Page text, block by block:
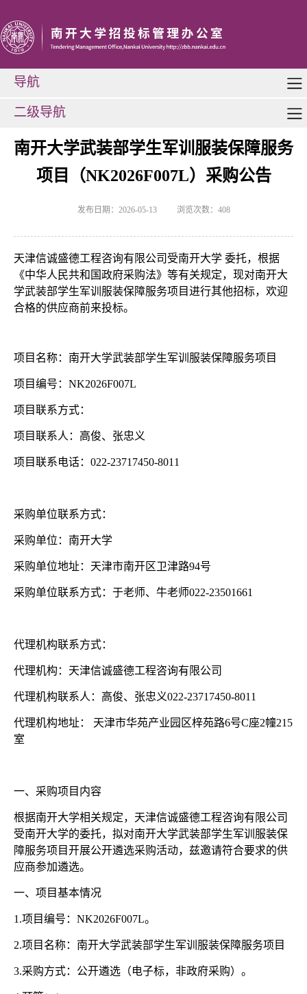
导航
二级导航
南开大学武装部学生军训服装保障服务
项目（NK2026F007L）采购公告
发布日期：2026-05-13 浏览次数： 408
天津信诚盛德工程咨询有限公司受南开大学 委托，根据
《中华人民共和国政府采购法》等有关规定，现对南开大
学武装部学生军训服装保障服务项目进行其他招标，欢迎
合格的供应商前来投标。
项目名称：南开大学武装部学生军训服装保障服务项目
项目编号： NK2026F007L
项目联系方式：
项目联系人：高俊、张忠义
项目联系电话： 022-23717450-8011
采购单位联系方式：
采购单位：南开大学
采购单位地址：天津市南开区卫津路94号
采购单位联系方式：于老师、牛老师022-23501661
代理机构联系方式：
代理机构：天津信诚盛德工程咨询有限公司
代理机构联系人：高俊、张忠义022-23717450-8011
代理机构地址： 天津市华苑产业园区梓苑路6号C座2幢215
室
一、采购项目内容
根据南开大学相关规定，天津信诚盛德工程咨询有限公司
受南开大学的委托，拟对南开大学武装部学生军训服装保
障服务项目开展公开遴选采购活动，兹邀请符合要求的供
应商参加遴选。
一、项目基本情况
1.项目编号：NK2026F007L。
2.项目名称：南开大学武装部学生军训服装保障服务项目
3.采购方式：公开遴选（电子标，非政府采购）。